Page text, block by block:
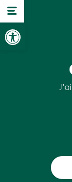
Ouvrir la barre d’outils